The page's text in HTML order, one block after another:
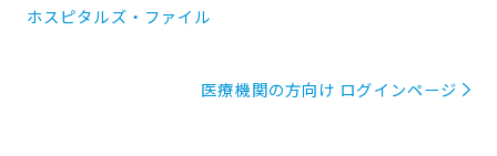
ホスピタルズ・ファイル
医療機関の方向け ログインページ